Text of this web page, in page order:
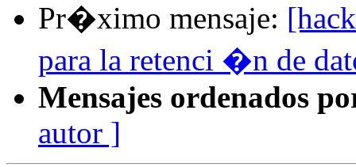
Pr�ximo mensaje:
para la retenci �n de
Mensajes ordenados
autor ]